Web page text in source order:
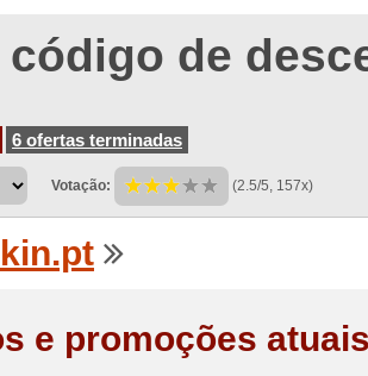
de
6 ofertas terminadas
Votação: (2.5/5, 157x)
e promoções